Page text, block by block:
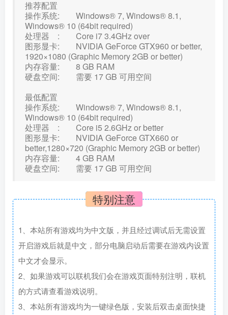
推荐配置
操作系统: Windows® 7, Windows® 8.1,
Windows® 10 (64bit required)
处理器 : Core i7 3.4GHz over
图形显卡: NVIDIA GeForce GTX960 or better,
1920×1080 (Graphic Memory 2GB or better)
内存容量: 8 GB RAM
硬盘空间: 需要 17 GB 可用空间
最低配置
操作系统: Windows® 7, Windows® 8.1,
Windows® 10 (64bit required)
处理器 : Core i5 2.6GHz or better
图形显卡: NVIDIA GeForce GTX660 or
better,1280×720 (Graphic Memory 2GB or better)
内存容量: 4 GB RAM
硬盘空间: 需要 17 GB 可用空间
特别注意
1、本站所有游戏均为中文版，并且经过调试后无需设置
开启游戏后就是中文，部分电脑启动后需要在游戏内设置
中文才会显示。
2、如果游戏可以联机我们会在游戏页面特别注明，联机
的方式请查看游戏说明。
3、本站所有游戏均为一键绿色版，安装后双击桌面快捷